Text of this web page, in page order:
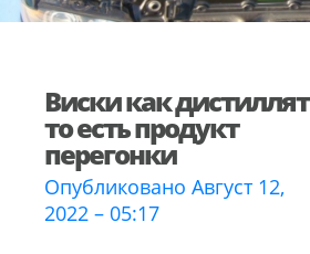
Виски как дистиллят
то есть продукт
перегонки
Опубликовано Август 12,
2022 – 05:17